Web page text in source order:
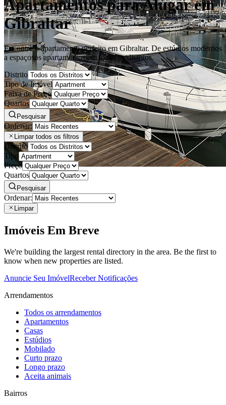
Apartamentos para Alugar em
Gibraltar
Encontre o apartamento perfeito em Gibraltar. De estúdios modernos
a espaçosos apartamentos em todos os distritos.
Distrito
Tipo de Imóvel
Faixa de Preço
Quartos
Pesquisar
Ordenar:
Limpar todos os filtros
Distrito
Tipo
Preço
Quartos
Pesquisar
Ordenar:
Limpar
Imóveis Em Breve
We're building the largest rental directory in the area. Be the first to
know when new properties are listed.
Anuncie Seu ImóvelReceber Notificações
Arrendamentos
Todos os arrendamentos
Apartamentos
Casas
Estúdios
Mobilado
Curto prazo
Longo prazo
Aceita animais
Bairros